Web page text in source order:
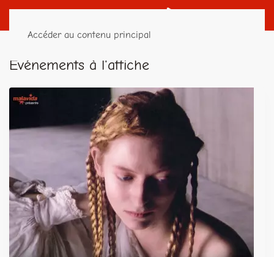
Accéder au contenu principal
Événements à l'affiche